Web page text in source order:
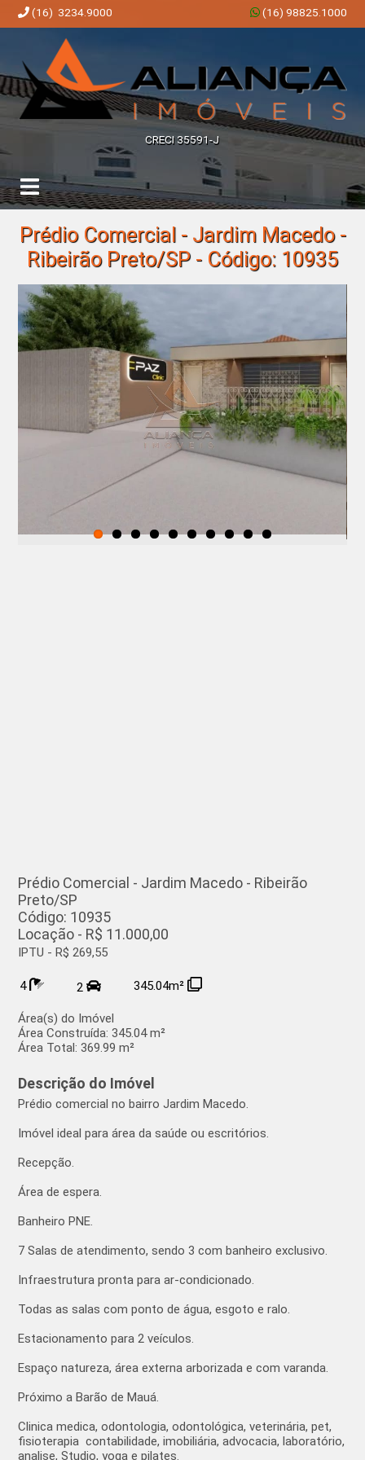
(16) 3234.9000 (16) 98825.1000
CRECI 35591-J
Prédio Comercial - Jardim Macedo -
Ribeirão Preto/SP - Código: 10935
Prédio Comercial - Jardim Macedo - Ribeirão
Preto/SP
Código: 10935
Locação - R$ 11.000,00
IPTU - R$ 269,55
4 2 345.04m²
Área(s) do Imóvel
Área Construída:345.04 m²
Área Total:369.99 m²
Descrição do Imóvel
Prédio comercial no bairro Jardim Macedo.
Imóvel ideal para área da saúde ou escritórios.
Recepção.
Área de espera.
Banheiro PNE.
7 Salas de atendimento, sendo 3 com banheiro exclusivo.
Infraestrutura pronta para ar-condicionado.
Todas as salas com ponto de água, esgoto e ralo.
Estacionamento para 2 veículos.
Espaço natureza, área externa arborizada e com varanda.
Próximo a Barão de Mauá.
Clinica medica, odontologia, odontológica, veterinária, pet,
fisioterapia contabilidade, imobiliária, advocacia, laboratório,
analise, Studio, yoga e pilates.